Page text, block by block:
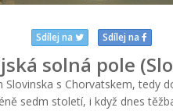
Sdílej na Sdílej na
solná pole
s Chorvatskem, tedy
sedm století, i když dnes